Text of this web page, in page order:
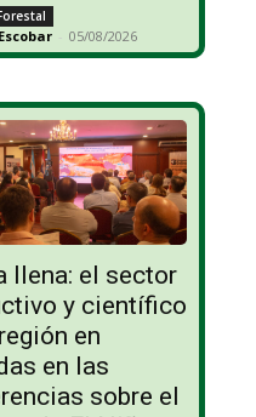
- 05/08/2026
llena: el sector
y científico
en
en las
sobre el